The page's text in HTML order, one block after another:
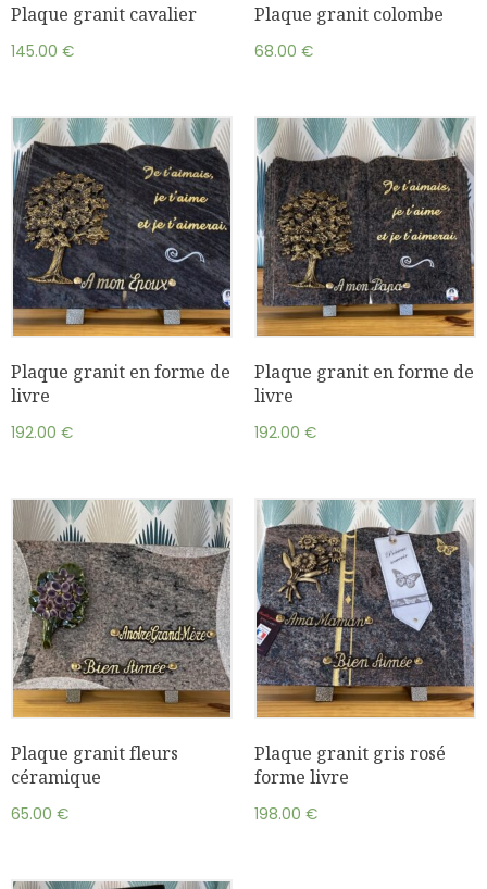
Plaque granit cavalier
145.00 €
Plaque granit colombe
68.00 €
Plaque granit en forme de
livre
192.00 €
Plaque granit en forme de
livre
192.00 €
Plaque granit fleurs
céramique
65.00 €
Plaque granit gris rosé
forme livre
198.00 €